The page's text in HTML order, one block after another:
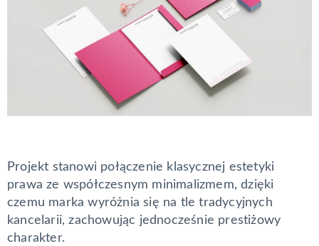
Projekt stanowi połączenie klasycznej estetyki
prawa ze współczesnym minimalizmem, dzięki
czemu marka wyróżnia się na tle tradycyjnych
kancelarii, zachowując jednocześnie prestiżowy
charakter.